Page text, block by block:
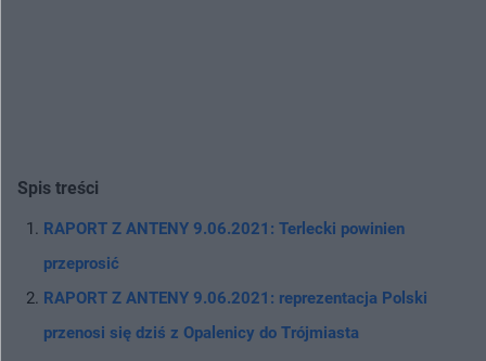
Spis treści
RAPORT Z ANTENY 9.06.2021: Terlecki powinien
przeprosić
RAPORT Z ANTENY 9.06.2021: reprezentacja Polski
przenosi się dziś z Opalenicy do Trójmiasta